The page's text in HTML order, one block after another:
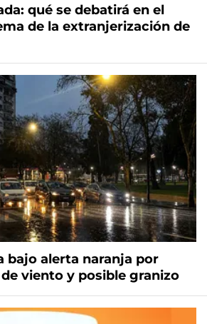
qué se debatirá en el
de la extranjerización de
bajo alerta naranja por
viento y posible granizo